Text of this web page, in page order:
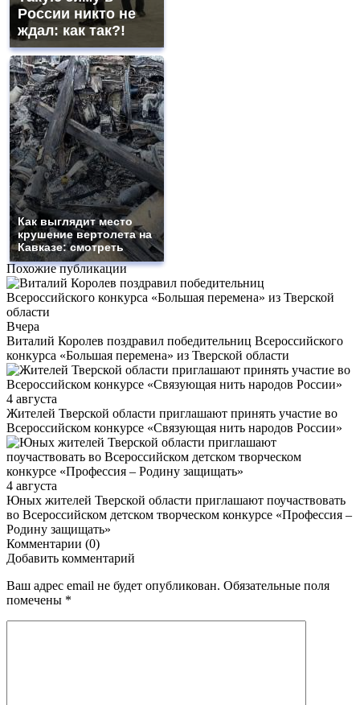
России никто не
ждал: как так?!
Как выглядит место
крушение вертолета на
Кавказе: смотреть
Похожие публикации
Вчера
Виталий Королев поздравил победительниц Всероссийского
конкурса «Большая перемена» из Тверской области
4 августа
Жителей Тверской области приглашают принять участие во
Все­рос­сий­ско­м конкурсе «Свя­зу­ю­щая нить на­ро­дов Рос­сии»
4 августа
Юных жителей Тверской области приглашают поучаствовать
во Всероссийском детском творческом конкурсе «Профессия –
Родину защищать»
Комментарии (0)
Добавить комментарий
Ваш адрес email не будет опубликован. Обязательные поля
помечены *